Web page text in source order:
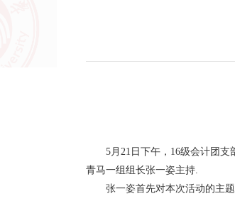
5月21日下午，16级会计团
青马一组组长张一姿主持.
张一姿首先对本次活动的主